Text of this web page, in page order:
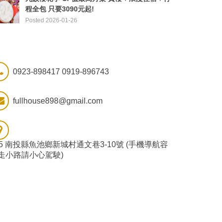
程全包 只要3090元起!
Posted 2026-01-26
0923-898417 0919-896743
fullhouse898@gmail.com
南投縣魚池鄉新城村通文巷3-10號 (手機導航容
小路請小心駕駛)